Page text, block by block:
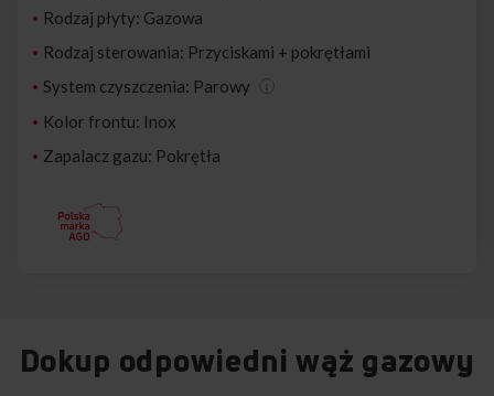
Rodzaj płyty: Gazowa
Rodzaj sterowania: Przyciskami + pokrętłami
System czyszczenia: Parowy
Kolor frontu: Inox
Zapalacz gazu: Pokrętła
Dokup odpowiedni wąż gazowy